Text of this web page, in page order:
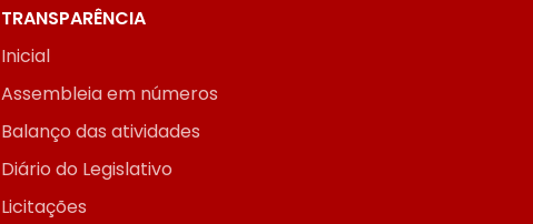
TRANSPARÊNCIA
Inicial
Assembleia em números
Balanço das atividades
Diário do Legislativo
Licitações